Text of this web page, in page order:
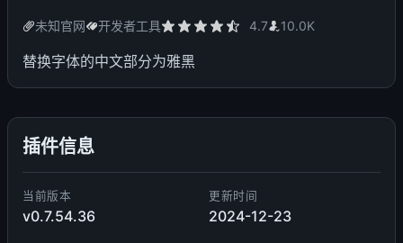
未知官网 开发者工具 4.7 10.0K
替换字体的中文部分为雅黑
插件信息
当前版本
v0.7.54.36
更新时间
2024-12-23